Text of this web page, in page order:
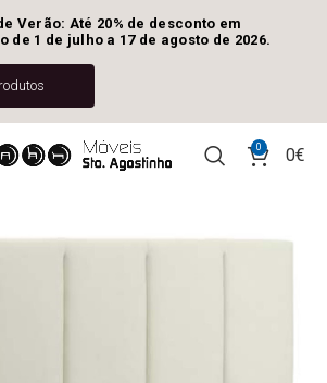
0 0€
Verão: Até 20% de desconto em
de 1 de julho a 17 de agosto de 2026.